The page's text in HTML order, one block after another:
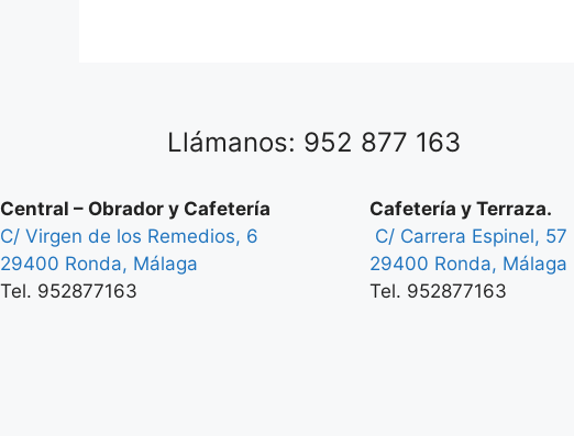
Llámanos: 952 877 163
Central – Obrador y Cafetería
C/ Virgen de los Remedios, 6
29400 Ronda, Málaga
Tel. 952877163
Cafetería y Terraza.
C/ Carrera Espinel, 57
29400 Ronda, Málaga
Tel. 952877163